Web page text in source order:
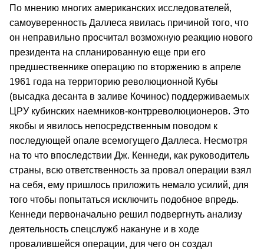
По мнению многих американских исследователей,
самоуверенность Даллеса явилась причиной того, что
он неправильно просчитал возможную реакцию нового
президента на спланированную еще при его
предшественнике операцию по вторжению в апреле
1961 года на территорию революционной Кубы
(высадка десанта в заливе Кочинос) поддерживаемых
ЦРУ кубинских наемников-контрреволюционеров. Это
якобы и явилось непосредственным поводом к
последующей опале всемогущего Даллеса. Несмотря
на то что впоследствии Дж. Кеннеди, как руководитель
страны, всю ответственность за провал операции взял
на себя, ему пришлось приложить немало усилий, для
того чтобы попытаться исключить подобное впредь.
Кеннеди первоначально решил подвергнуть анализу
деятельность спецслужб накануне и в ходе
провалившейся операции, для чего он создал